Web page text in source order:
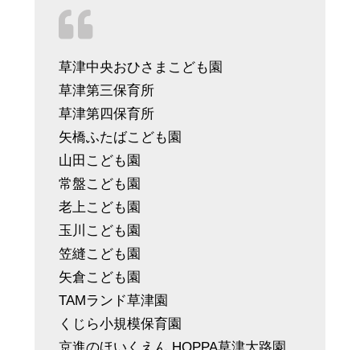
草津中央おひさまこども園
草津第三保育所
草津第四保育所
矢橋ふたばこども園
山田こども園
常盤こども園
老上こども園
玉川こども園
笠縫こども園
矢倉こども園
TAMランド草津園
くじら小規模保育園